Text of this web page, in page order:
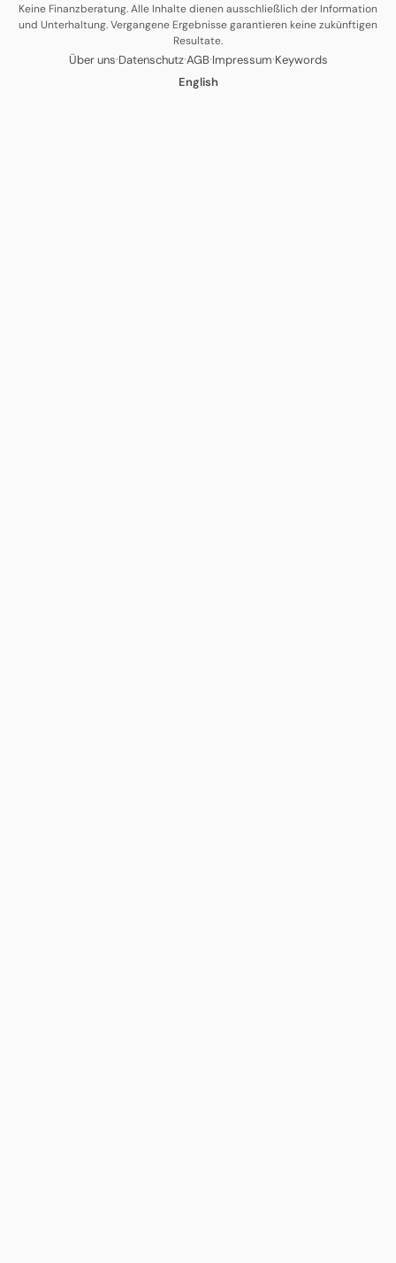
Keine Finanzberatung. Alle Inhalte dienen ausschließlich der Information
und Unterhaltung. Vergangene Ergebnisse garantieren keine zukünftigen
Resultate.
Über uns·Datenschutz·AGB·Impressum·Keywords
English